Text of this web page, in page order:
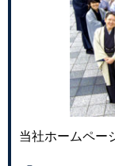
当社ホームペー